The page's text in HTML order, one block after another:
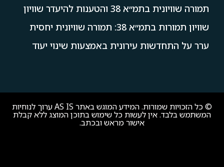
תמורה שוויונית בתמ״א 38 והטענות להיעדר שוויון
שוויון תמורות בתמ״א 38: תמורה שוויונית יחסית
ערר על התחדשות עירונית באמצעות שינוי יעוד
© כל הזכויות שמורות. המידע המוגש באתר AS IS ערוך לנוחיות
המשתמש בלבד. אין לעשות כל שימוש בתוכן המוצג ללא קבלת
אישור מראש ובכתב.